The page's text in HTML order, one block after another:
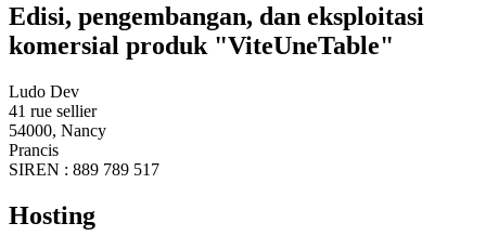
Edisi, pengembangan, dan eksploitasi
komersial produk "ViteUneTable"
Ludo Dev
41 rue sellier
54000, Nancy
Prancis
SIREN : 889 789 517
Hosting